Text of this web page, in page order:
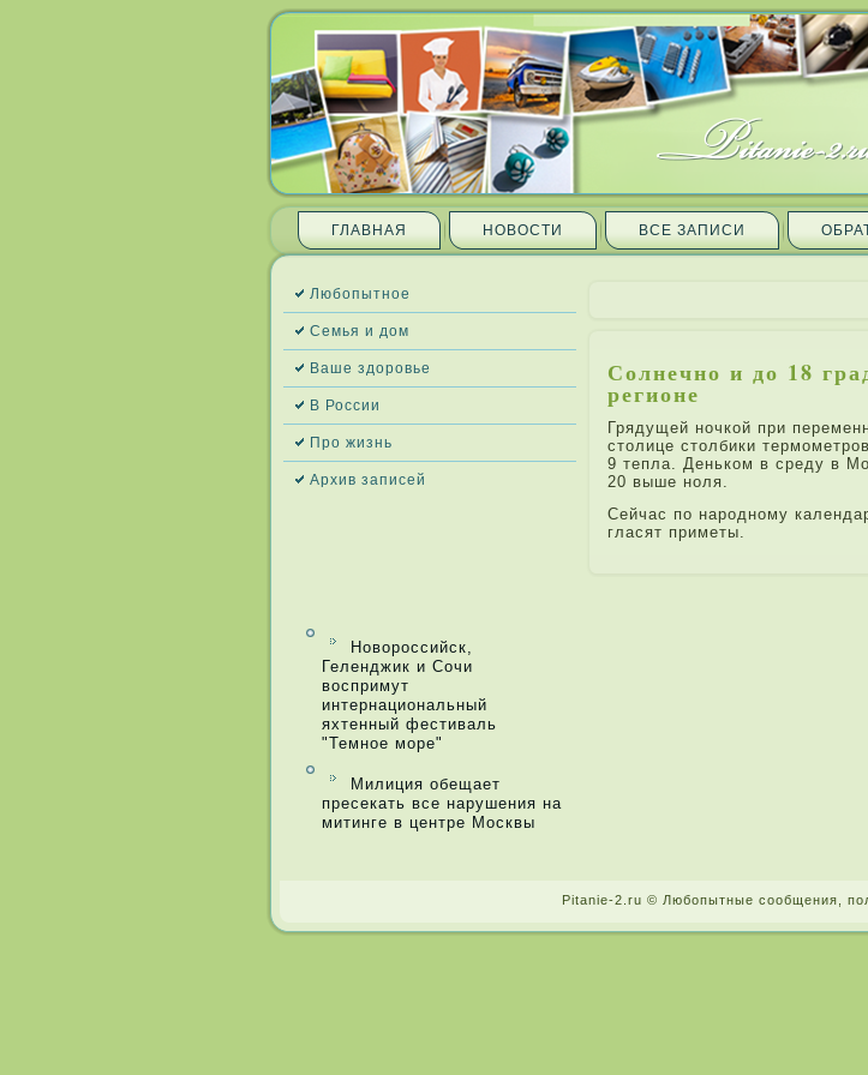
ГЛАВНАЯ НОВОСТИ ВСЕ ЗАПИ­СИ
Любопытное
Семья и дом
Ваше здоровье
В России
Про жизнь
Архив запи­сей
Новороссийск,
Геленджик и Сочи
воспримут
интернациональный
яхтенный фестиваль
"Темное море"
Милиция обещает
пресекать все нарушения на
митинге в центре Москвы
Солнечно и до 18
регионе
Грядущей ночкой при­
столице столбики
9 тепла. Деньком в среду в
20 выше ноля.
Сейчас по народному
гласят при­меты.
Pitanie-2.ru © Любопытные сообщения,